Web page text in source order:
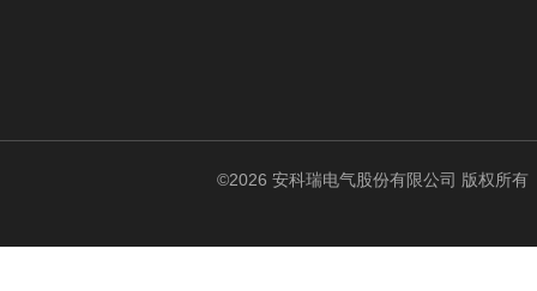
©2026 安科瑞电气股份有限公司 版权所